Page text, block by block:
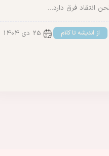
لحن انتقاد فرق دارد…
از اندیشه تا کلام 25 دی 1404